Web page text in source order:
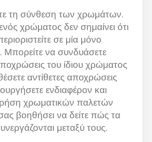
τη σύνθεση των χρωμάτων.
χρώματος δεν σημαίνει ότι
σε μία μόνο
να συνδυάσετε
του ίδιου χρώματος
αντίθετες αποχρώσεις
ενδιαφέρον και
χρωματικών παλετών
βοηθήσει να δείτε πώς τα
μεταξύ τους.